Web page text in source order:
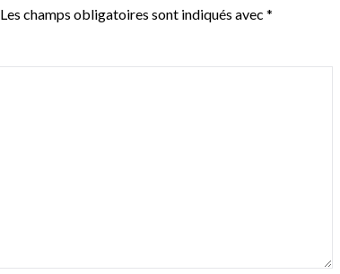
Les champs obligatoires sont indiqués avec *